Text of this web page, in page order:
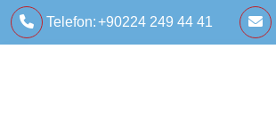
Telefon:+90224 249 44 41